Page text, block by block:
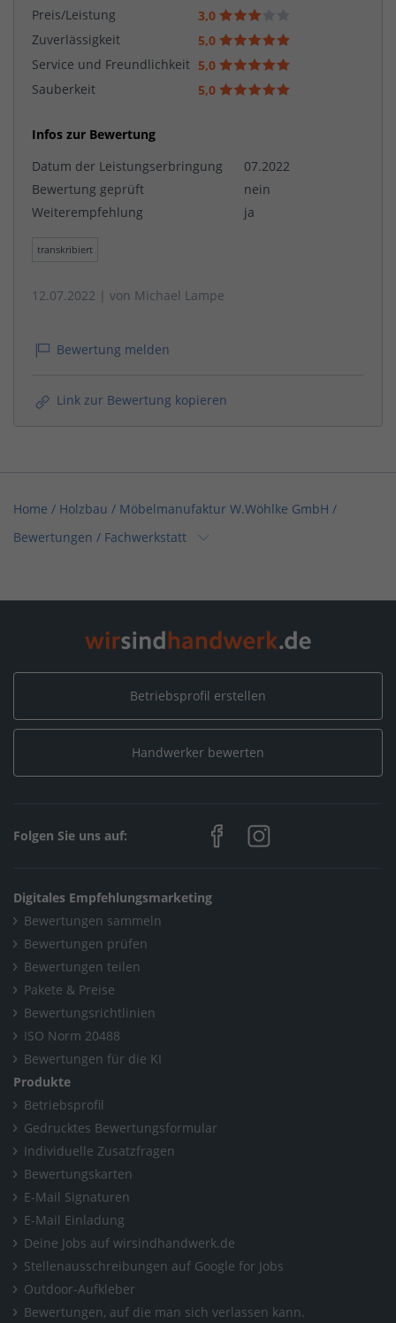
3,0
Preis/Leistung
5,0
Zuverlässigkeit
5,0
Service und Freundlichkeit
5,0
Sauberkeit
Infos zur Bewertung
Datum der Leistungserbringung
07.2022
Bewertung geprüft
nein
Weiterempfehlung
ja
transkribiert
12.07.2022 | von Michael Lampe
Bewertung melden
Link zur Bewertung kopieren
Home / Holzbau / Möbelmanufaktur W.Wöhlke GmbH /
Bewertungen / Fachwerkstatt
Möbelmanufaktur W.Wöhlke GmbH / Bewertungen /
Betriebsprofil erstellen
Handwerker bewerten
Folgen Sie uns auf:
Digitales Empfehlungsmarketing
Bewertungen sammeln
Bewertungen prüfen
Bewertungen teilen
Pakete & Preise
Bewertungsrichtlinien
ISO Norm 20488
Bewertungen für die KI
Produkte
Betriebsprofil
Gedrucktes Bewertungsformular
Individuelle Zusatzfragen
Bewertungskarten
E-Mail Signaturen
E-Mail Einladung
Deine Jobs auf wirsindhandwerk.de
Stellenausschreibungen auf Google for Jobs
Outdoor-Aufkleber
Bewertungen, auf die man sich verlassen kann.